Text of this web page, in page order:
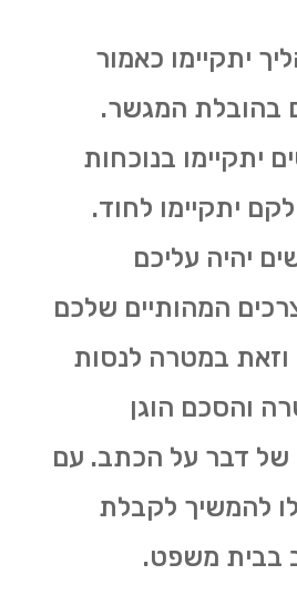
יתקיימו כאמור
בהובלת המגשר.
יתקיימו בנוכחות
יתקיימו לחוד.
יהיה עליכם
המהותיים שלכם
במטרה לנסות
והסכם הוגן
של דבר על הכתב. עם
להמשיך לקבלת
בבית משפט.